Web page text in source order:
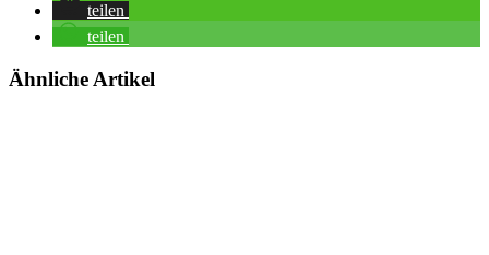
teilen
teilen
Ähnliche Artikel